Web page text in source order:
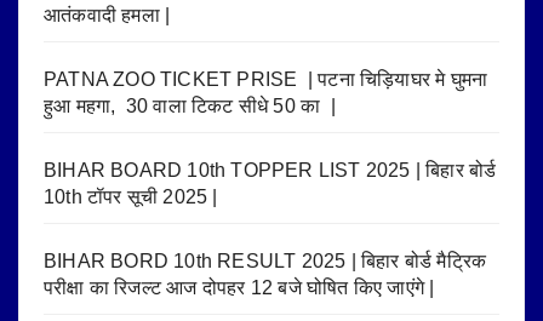
आतंकवादी हमला |
PATNA ZOO TICKET PRISE | पटना चिड़ियाघर मे घुमना
हुआ महगा, 30 वाला टिकट सीधे 50 का |
BIHAR BOARD 10th TOPPER LIST 2025 | बिहार बोर्ड
10th टॉपर सूची 2025 |
BIHAR BORD 10th RESULT 2025 | बिहार बोर्ड मैट्रिक
परीक्षा का रिजल्ट आज दोपहर 12 बजे घोषित किए जाएंगे |